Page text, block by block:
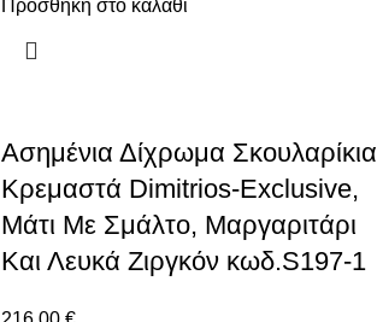
Προσθήκη στο καλάθι
Ασημένια Δίχρωμα Σκουλαρίκια
Κρεμαστά Dimitrios-Exclusive,
Μάτι Με Σμάλτο, Μαργαριτάρι
Και Λευκά Ζιργκόν κωδ.S197-1